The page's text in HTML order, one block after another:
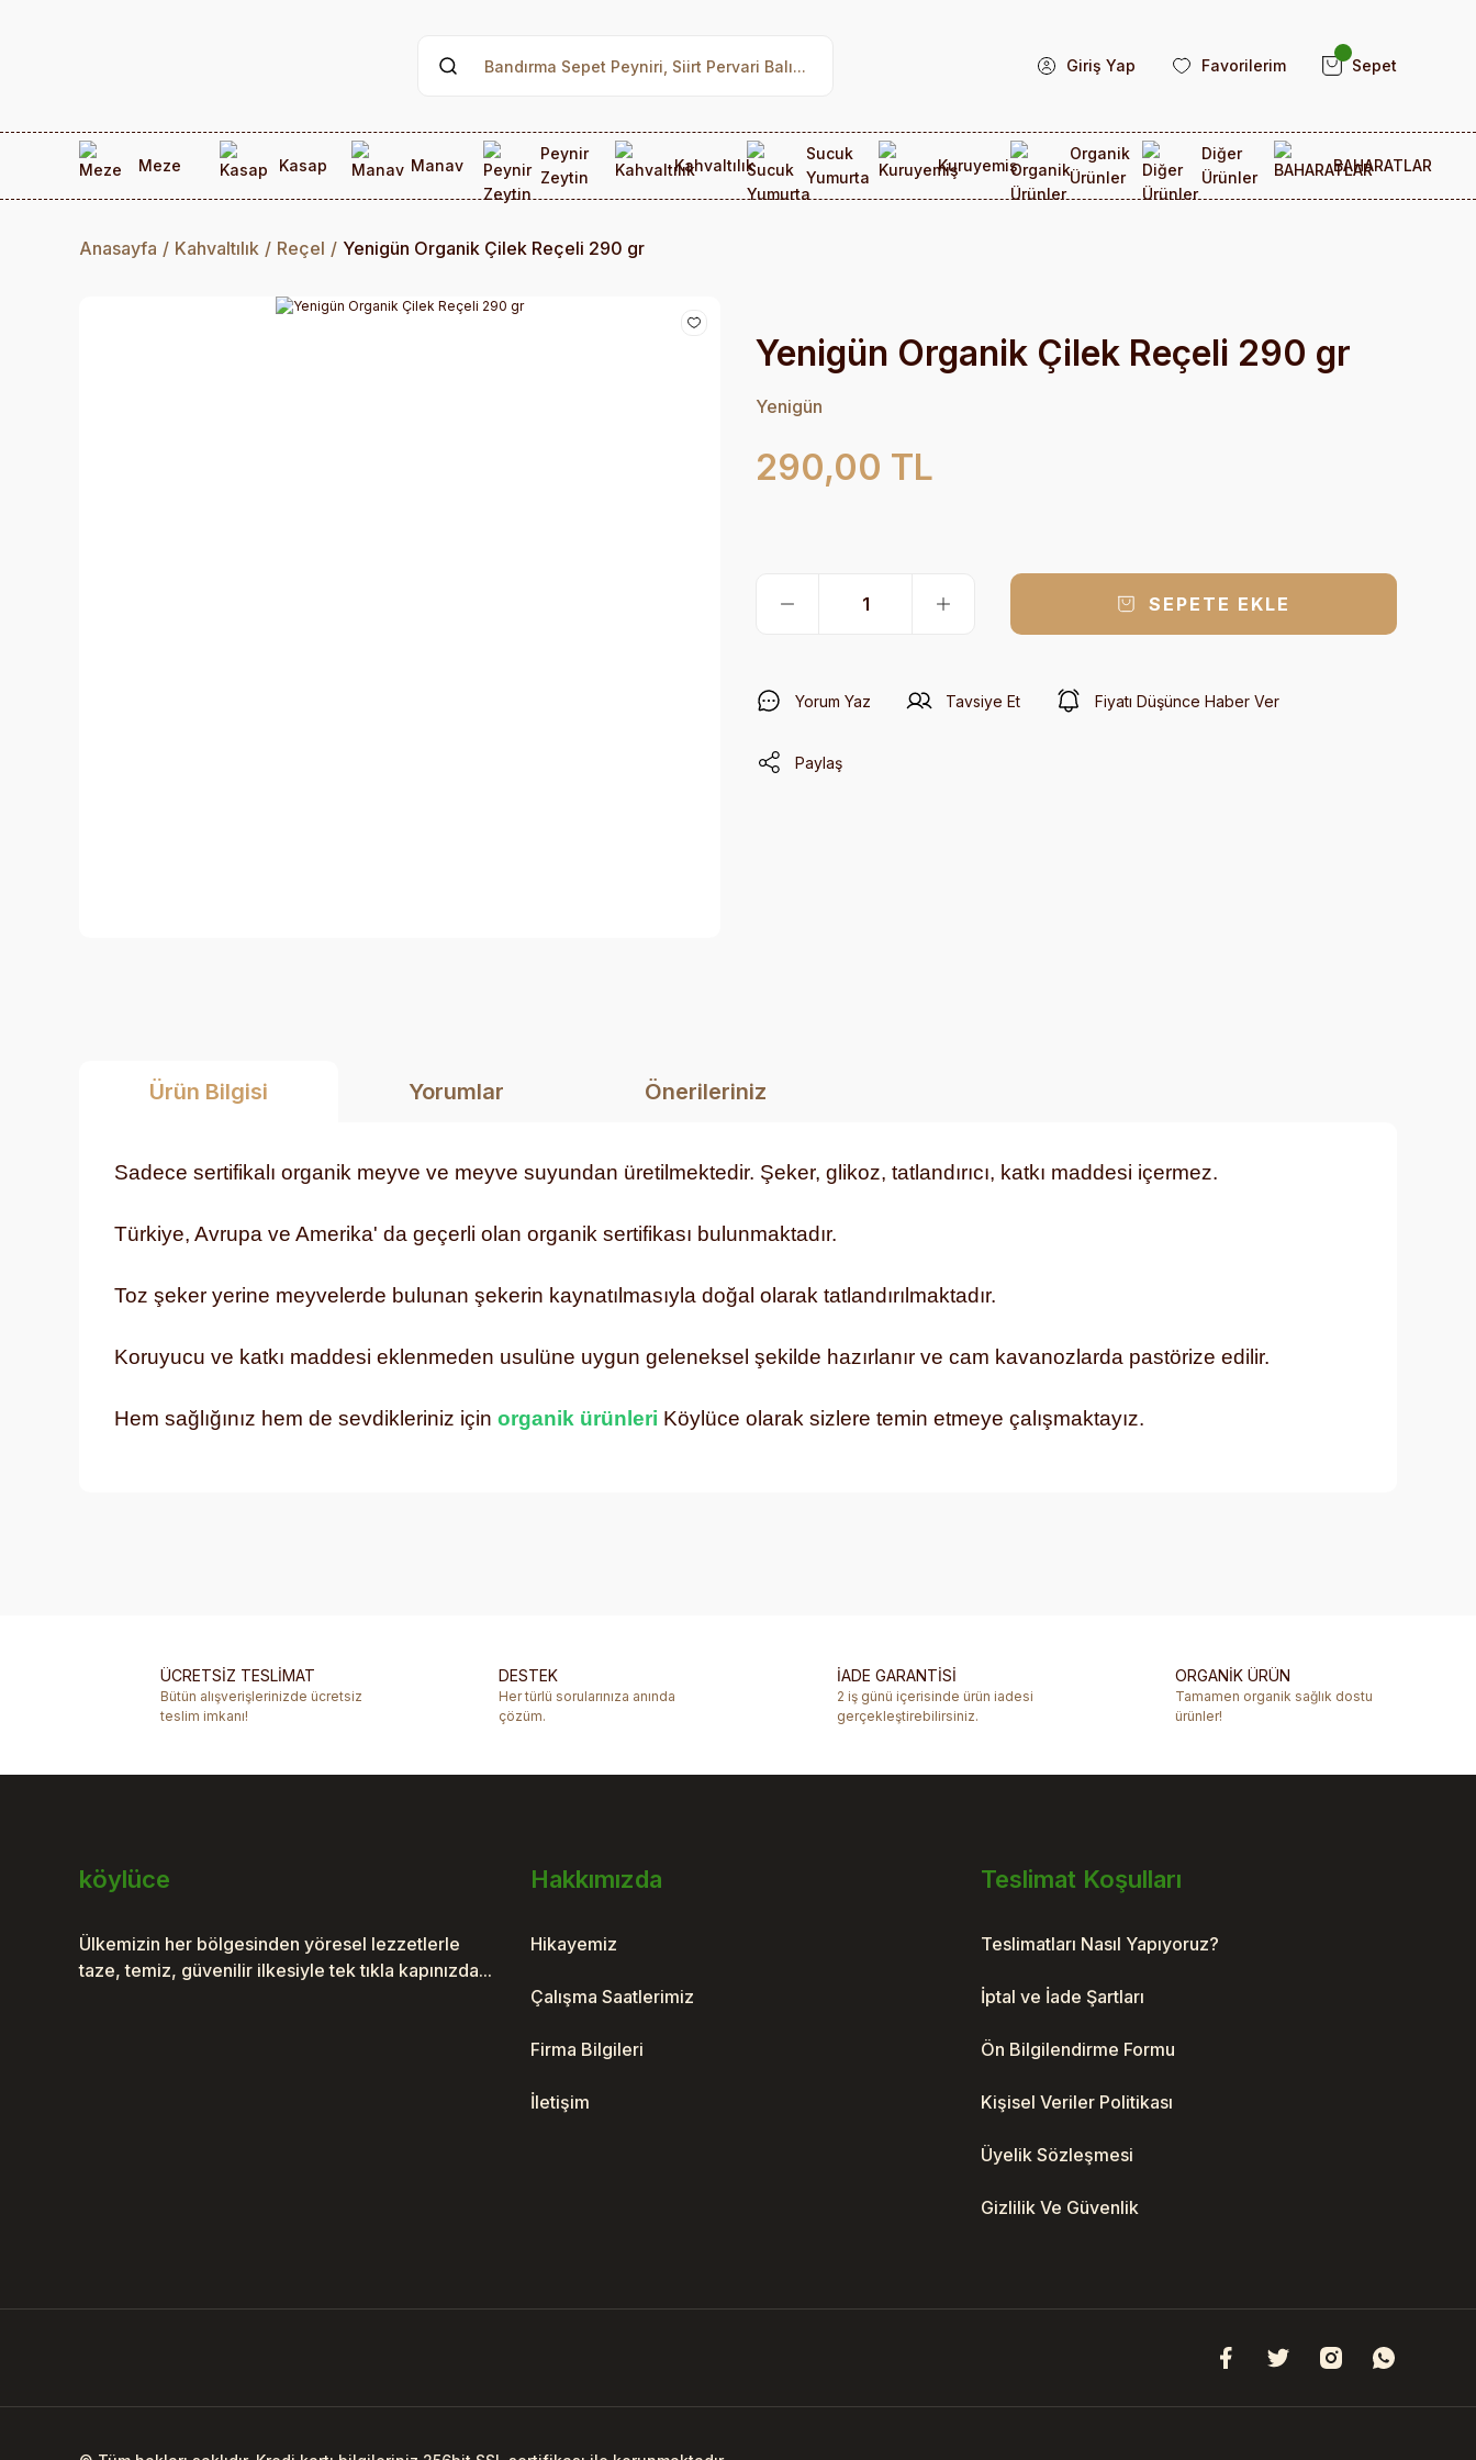
Giriş Yap Favorilerim Sepet
Meze Kasap Manav
Peynir
Zeytin
Kahvaltılık
Sucuk
Yumurta
Kuruyemiş
Organik
Ürünler
Diğer
Ürünler
BAHARATLAR
Anasayfa Kahvaltılık Reçel Yenigün Organik Çilek Reçeli 290 gr
Yenigün Organik Çilek Reçeli 290 gr
Yenigün
290,00 TL
SEPETE EKLE
Yorum Yaz Tavsiye Et Fiyatı Düşünce Haber Ver
Paylaş
Ürün Bilgisi Yorumlar Önerileriniz
Sadece sertifikalı organik meyve ve meyve suyundan üretilmektedir. Şeker, glikoz, tatlandırıcı, katkı maddesi içermez.
Türkiye, Avrupa ve Amerika' da geçerli olan organik sertifikası bulunmaktadır.
Toz şeker yerine meyvelerde bulunan şekerin kaynatılmasıyla doğal olarak tatlandırılmaktadır.
Koruyucu ve katkı maddesi eklenmeden usulüne uygun geleneksel şekilde hazırlanır ve cam kavanozlarda pastörize edilir.
Hem sağlığınız hem de sevdikleriniz için organik ürünleri Köylüce olarak sizlere temin etmeye çalışmaktayız.
Ürün bilgilerinde hatalar bulunuyor.
Ürün fiyatı diğer sitelerden daha pahalı.
ÜCRETSİZ TESLİMAT
Bütün alışverişlerinizde ücretsiz
teslim imkanı!
DESTEK
Her türlü sorularınıza anında
çözüm.
İADE GARANTİSİ
2 iş günü içerisinde ürün iadesi
gerçekleştirebilirsiniz.
ORGANİK ÜRÜN
Tamamen organik sağlık dostu
ürünler!
köylüce
Ülkemizin her bölgesinden yöresel lezzetlerle
taze, temiz, güvenilir ilkesiyle tek tıkla kapınızda...
Hakkımızda
Hikayemiz
Çalışma Saatlerimiz
Firma Bilgileri
İletişim
Teslimat Koşulları
Teslimatları Nasıl Yapıyoruz?
İptal ve İade Şartları
Ön Bilgilendirme Formu
Kişisel Veriler Politikası
Üyelik Sözleşmesi
Gizlilik Ve Güvenlik